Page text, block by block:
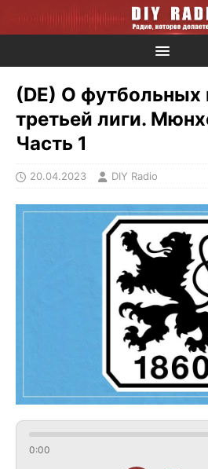
(DE) О футбольных
третьей лиги.
Часть 1
20.04.2023 DIY Radio
0:00